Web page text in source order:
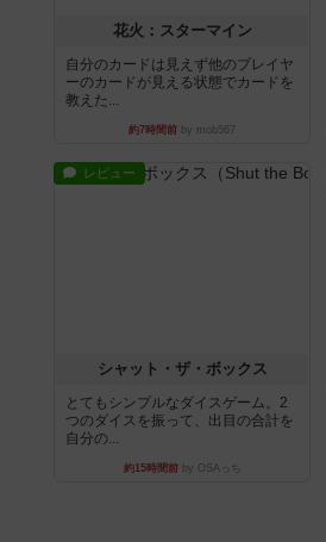
花火：スターマイン
自分のカードは見えず他のプレイヤ
ーのカードが見える状態でカードを
教えた...
約7時間前 by mob567
レビュー
シャット・ザ・ボックス
とてもシンプルなダイスゲーム。2
つのダイスを振って、出目の合計を
自分の...
約15時間前by OSAっち